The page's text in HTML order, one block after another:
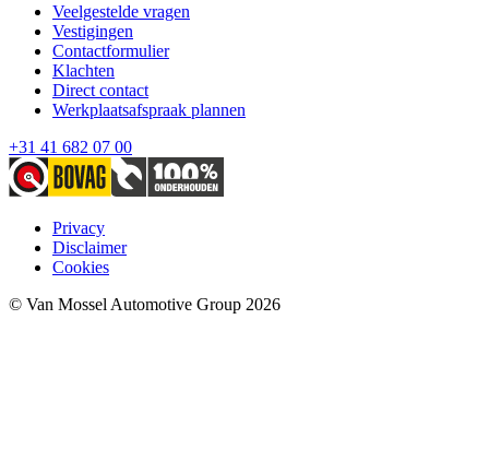
Veelgestelde vragen
Vestigingen
Contactformulier
Klachten
Direct contact
Werkplaatsafspraak plannen
+31 41 682 07 00
Privacy
Disclaimer
Cookies
© Van Mossel Automotive Group 2026